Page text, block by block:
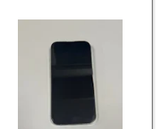
店】バッテリー交換
で復旧するケースも
あります！